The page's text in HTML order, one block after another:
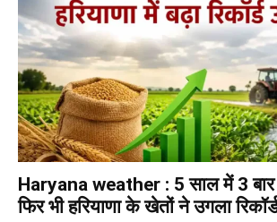
Haryana weather : 5 साल में 3
फिर भी हरियाणा के खेतों ने उगला